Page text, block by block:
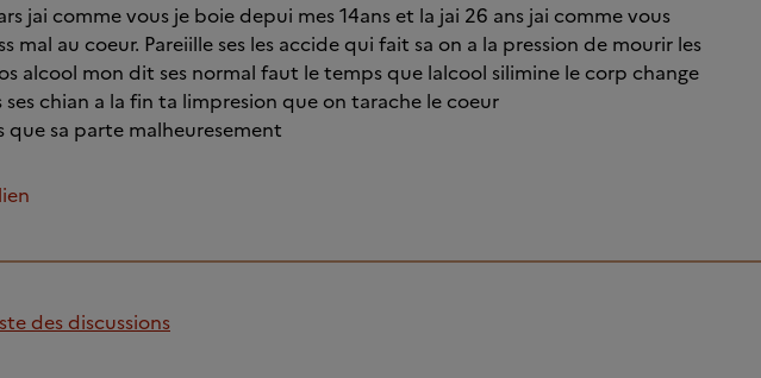
jai comme vous je boie depui mes 14ans et la jai 26 ans jai comme vous
mal au coeur. Pareiille ses les accide qui fait sa on a la pression de mourir les
alcool mon dit ses normal faut le temps que lalcool silimine le corp change
chian a la fin ta limpresion que on tarache le coeur
que sa parte malheuresement
des discussions